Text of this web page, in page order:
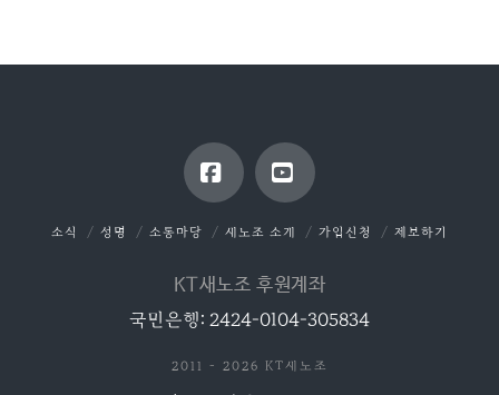
FacebookYouTube
소식 성명 소통마당 새노조 소개 가입신청 제보하기
KT새노조 후원계좌
국민은행: 2424-0104-305834
2011 - 2026 KT새노조